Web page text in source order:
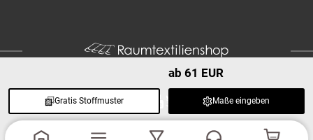
ab 61 EUR
Maße eingeben
Gratis Stoffmuster